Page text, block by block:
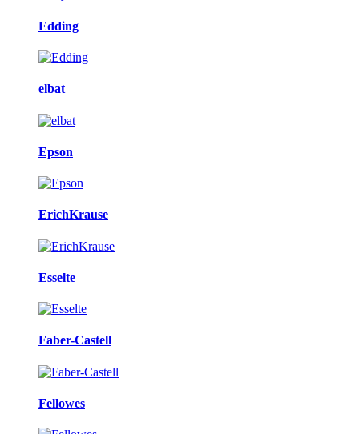
Edding
elbat
Epson
ErichKrause
Esselte
Faber-Castell
Fellowes